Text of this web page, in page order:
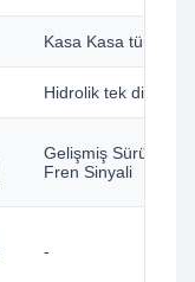
Kasa Kasa türü
Hidrolik tek disk
Gelişmiş Sürücü
Fren Sinyali
-